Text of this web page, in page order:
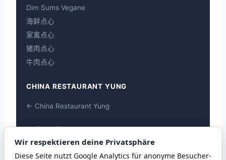
Dim Sums Vegane
海鲜点心
家禽点心
猪肉点心
牛肉点心
CHINA RESTAURANT YUNG
← China Restaurant Yung
Wir respektieren deine Privatsphäre
Diese Seite nutzt Google Analytics für anonyme Besucher-